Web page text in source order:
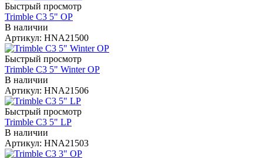
Быстрый просмотр
Trimble C3 5" OP
В наличии
Артикул: HNA21500
Быстрый просмотр
Trimble C3 5" Winter OP
В наличии
Артикул: HNA21506
Быстрый просмотр
Trimble C3 5" LP
В наличии
Артикул: HNA21503